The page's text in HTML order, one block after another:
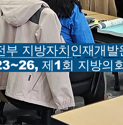
부 지방자치인재개발
제1회 지방의